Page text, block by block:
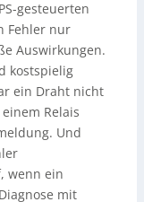
gesteuerten
Fehler nur
Auswirkungen.
kostspielig
ein Draht nicht
Relais
Und
wenn ein
mit